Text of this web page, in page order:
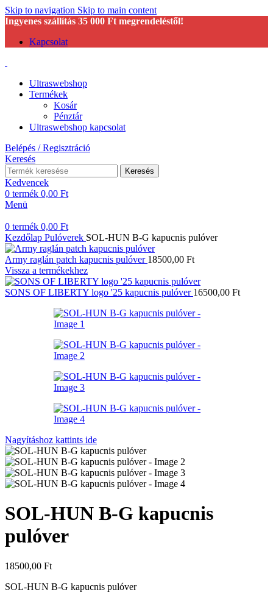
Skip to navigation Skip to main content
Ingyenes szállítás 35 000 Ft megrendeléstől!
Kapcsolat
Ultraswebshop
Termékek
Kosár
Pénztár
Ultraswebshop kapcsolat
Belépés / Regisztráció
Keresés
Keresés
Kedvencek
0 termék 0,00 Ft
Menü
0 termék 0,00 Ft
Kezdőlap Pulóverek SOL-HUN B-G kapucnis pulóver
Army raglán patch kapucnis pulóver 18500,00 Ft
Vissza a termékekhez
SONS OF LIBERTY logo '25 kapucnis pulóver 16500,00 Ft
Nagyításhoz kattints ide
SOL-HUN B-G kapucnis
pulóver
18500,00 Ft
SOL-HUN B-G kapucnis pulóver